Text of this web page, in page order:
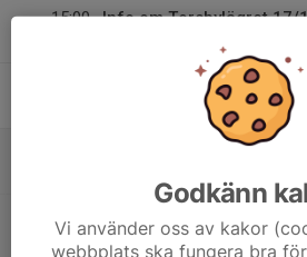
15:00
Info om Torsbylägret 17/
Torsby skidtunnel
14:00
Torsby skidtunnel
Godkänn
Vi använder oss av kakor
webbplats ska fungera bra